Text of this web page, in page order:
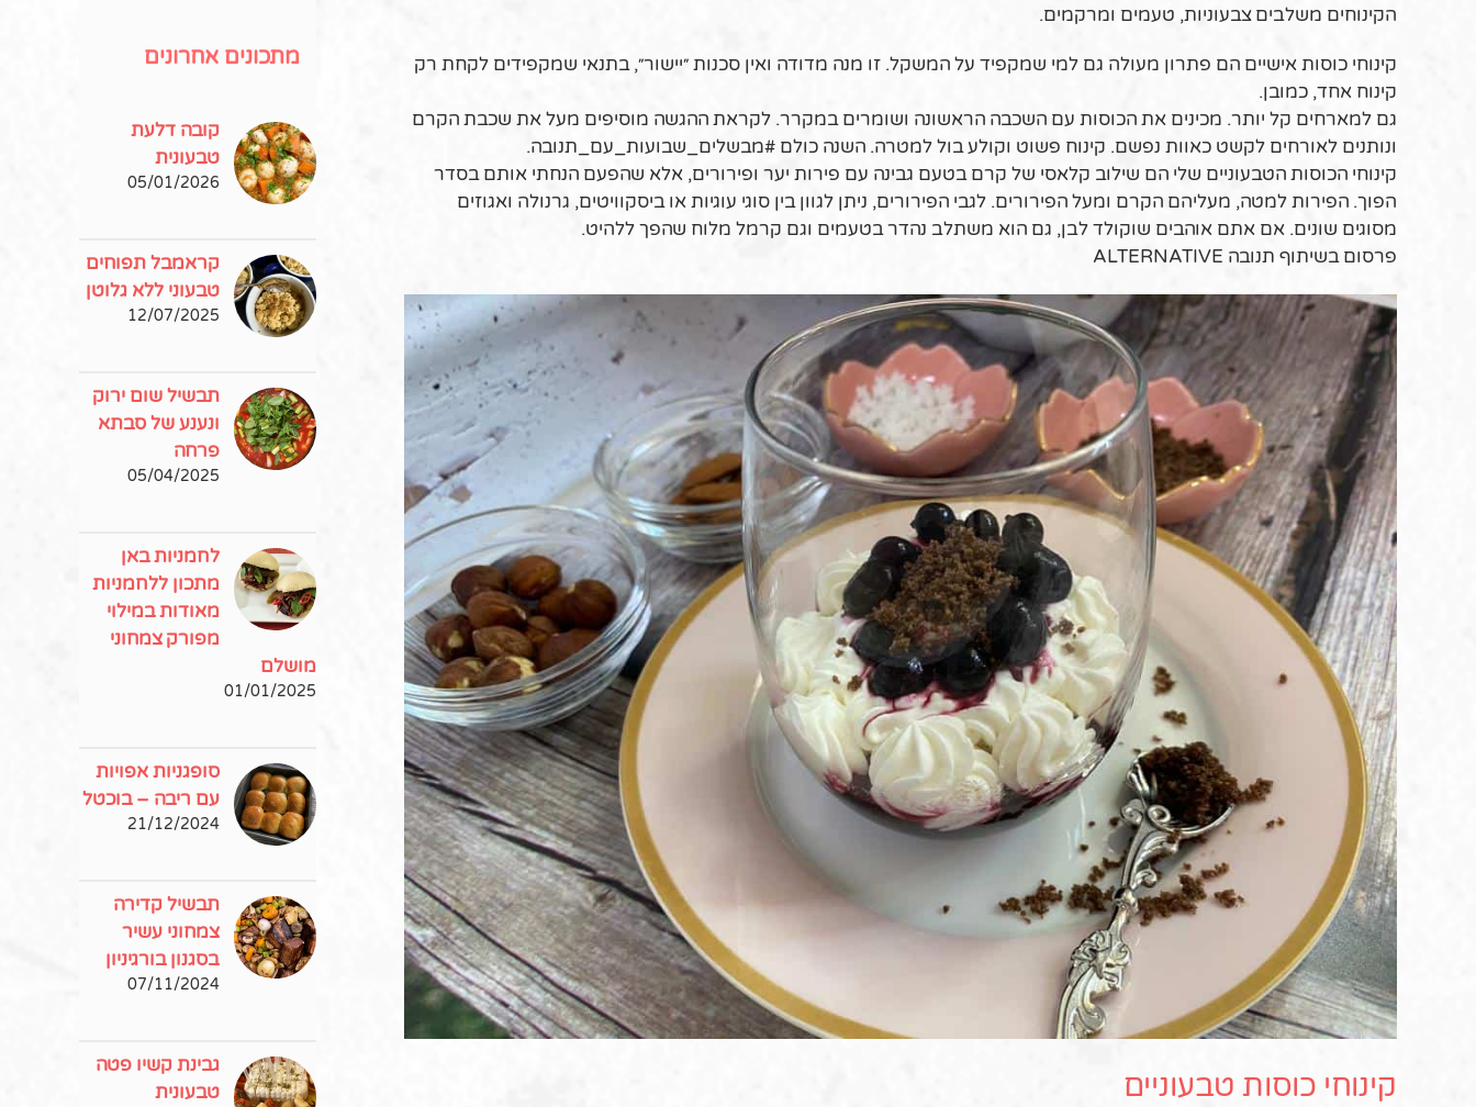
הקינוחים משלבים צבעוניות, טעמים ומרקמים.
קינוחי כוסות אישיים הם פתרון מעולה גם למי שמקפיד על המשקל. זו מנה מדודה ואין סכנות ״יישור״, בתנאי שמקפידים לקחת רק
קינוח אחד, כמובן.
גם למארחים קל יותר. מכינים את הכוסות עם השכבה הראשונה ושומרים במקרר. לקראת ההגשה מוסיפים מעל את שכבת הקרם
ונותנים לאורחים לקשט כאוות נפשם. קינוח פשוט וקולע בול למטרה. השנה כולם #מבשלים_שבועות_עם_תנובה.
קינוחי הכוסות הטבעוניים שלי הם שילוב קלאסי של קרם בטעם גבינה עם פירות יער ופירורים, אלא שהפעם הנחתי אותם בסדר
הפוך. הפירות למטה, מעליהם הקרם ומעל הפירורים. לגבי הפירורים, ניתן לגוון בין סוגי עוגיות או ביסקוויטים, גרנולה ואגוזים
מסוגים שונים. אם אתם אוהבים שוקולד לבן, גם הוא משתלב נהדר בטעמים וגם קרמל מלוח שהפך ללהיט.
פרסום בשיתוף תנובה ALTERNATIVE
קינוחי כוסות טבעוניים
מתכונים אחרונים
קובה דלעת
טבעונית
05/01/2026
קראמבל תפוחים
טבעוני ללא גלוטן
12/07/2025
תבשיל שום ירוק
ונענע של סבתא
פרחה
05/04/2025
לחמניות באן
מתכון ללחמניות
מאודות במילוי
מפורק צמחוני
מושלם
01/01/2025
סופגניות אפויות
עם ריבה – בוכטל
21/12/2024
תבשיל קדירה
צמחוני עשיר
בסגנון בורגיניון
07/11/2024
גבינת קשיו פטה
טבעונית